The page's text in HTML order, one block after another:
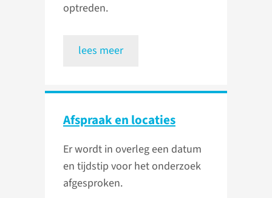
optreden.
lees meer
Afspraak en locaties
Er wordt in overleg een datum
en tijdstip voor het onderzoek
afgesproken.